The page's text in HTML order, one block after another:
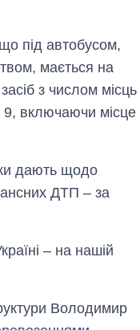
під автобусом,
мається на
з числом місць
9, включаючи місце
дають щодо
ДТП – за
– на нашій
Володимир
Дефіцит пам’яті:
прогнозують на
2027-й